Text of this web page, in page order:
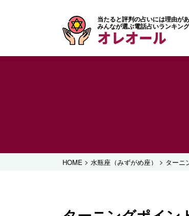
当たると評判の占いには理由があ
みんなが選ぶ電話占いランキング
オレオール
HOME > 水瓶座（みずがめ座） > ターニ